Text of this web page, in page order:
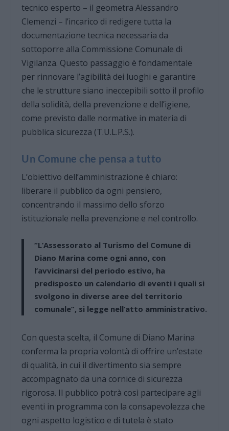
tecnico esperto – il geometra Alessandro
Clemenzi – l’incarico di redigere tutta la
documentazione tecnica necessaria da
sottoporre alla Commissione Comunale di
Vigilanza. Questo passaggio è fondamentale
per rinnovare l’agibilità dei luoghi e garantire
che le strutture siano ineccepibili sotto il profilo
della solidità, della prevenzione e dell’igiene,
come previsto dalle normative in materia di
pubblica sicurezza (T.U.L.P.S.).
Un Comune che pensa a tutto
L’obiettivo dell’amministrazione è chiaro:
liberare il pubblico da ogni pensiero,
concentrando il massimo dello sforzo
istituzionale nella prevenzione e nel controllo.
“L’Assessorato al Turismo del Comune di
Diano Marina come ogni anno, con
l’avvicinarsi del periodo estivo, ha
predisposto un calendario di eventi i quali si
svolgono in diverse aree del territorio
comunale”, si legge nell’atto amministrativo.
Con questa scelta, il Comune di Diano Marina
conferma la propria volontà di offrire un’estate
di qualità, in cui il divertimento sia sempre
accompagnato da una cornice di sicurezza
rigorosa. Il pubblico potrà così partecipare agli
eventi in programma con la consapevolezza che
ogni aspetto logistico e di tutela è stato